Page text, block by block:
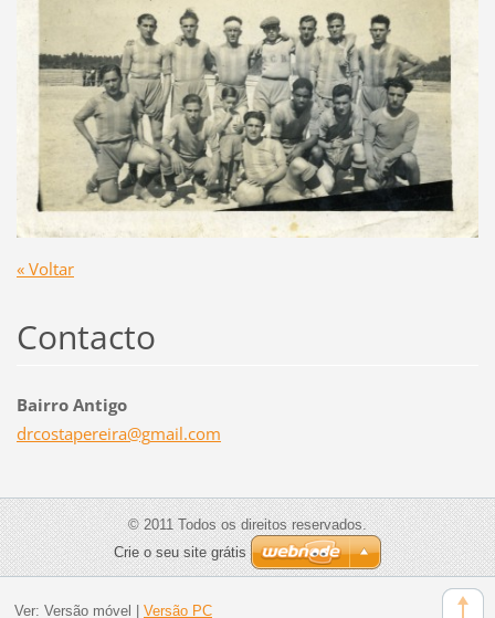
« Voltar
Contacto
Bairro Antigo
drcostapereira@gmail.com
© 2011 Todos os direitos reservados.
Crie o seu site grátis
Ver: Versão móvel | Versão PC